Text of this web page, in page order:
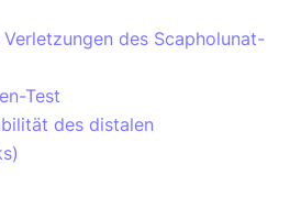
des Scapholunat-
Test
des distalen